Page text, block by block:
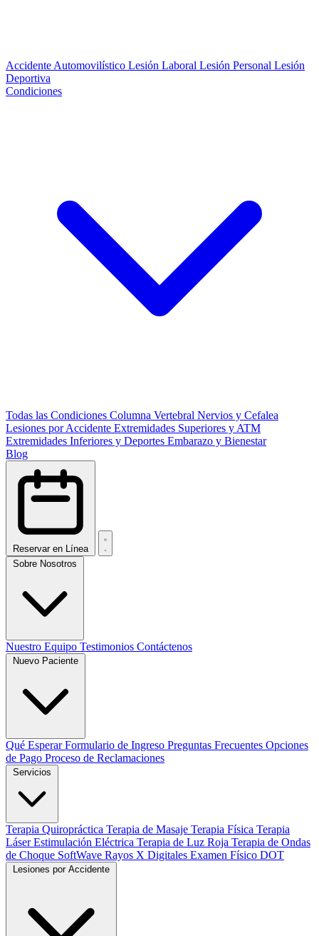
Accidente Automovilístico Lesión Laboral Lesión Personal Lesión
Deportiva
Condiciones
Todas las Condiciones Columna Vertebral Nervios y Cefalea
Lesiones por Accidente Extremidades Superiores y ATM
Extremidades Inferiores y Deportes Embarazo y Bienestar
Blog
Reservar en Línea
Nuestro Equipo Testimonios Contáctenos
Qué EsperarFormulario de Ingreso Preguntas Frecuentes Opciones
de Pago Proceso de Reclamaciones
Terapia Quiropráctica Terapia de Masaje Terapia Física Terapia
LáserEstimulación Eléctrica Terapia de Luz Roja Terapia de Ondas
de Choque SoftWave Rayos X Digitales Examen Físico DOT